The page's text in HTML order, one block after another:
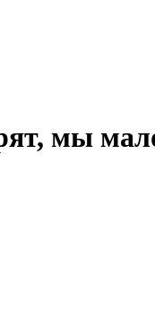
мы